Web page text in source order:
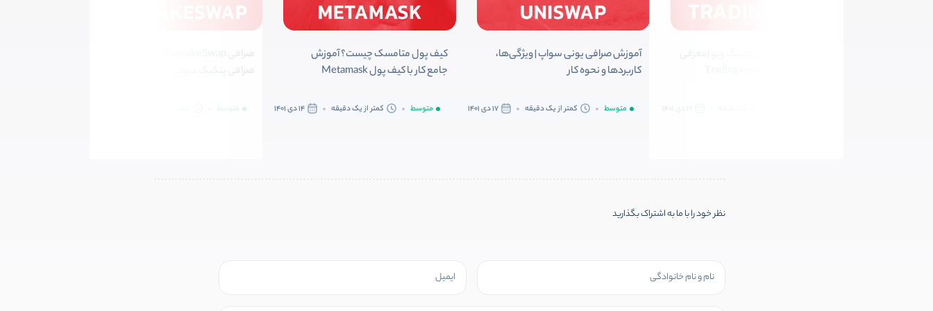
آموزش صرافی یونی سواپ | ویژگی‌ها،
کاربردها و نحوه کار
متوسط کمتر از یک دقیقه 17 دی 1401
کیف پول متامسک چیست؟ آموزش
جامع کار با کیف پول Metamask
متوسط کمتر از یک دقیقه 14 دی 1401
صرافی پنکیک سواپ
متوسط
نظر خود را با ما به اشتراک بگذارید